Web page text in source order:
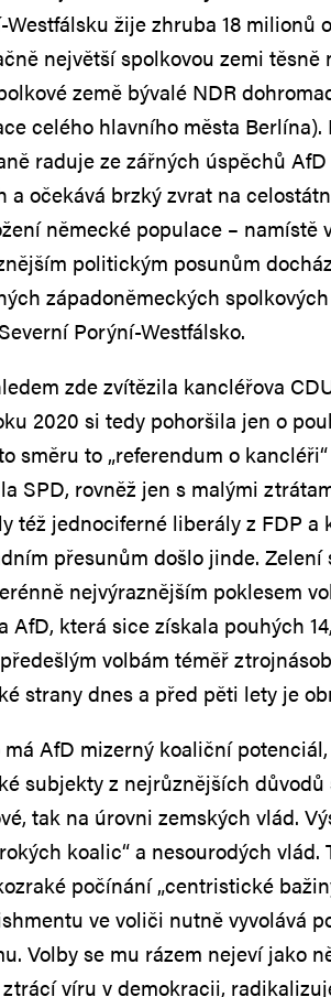
Westfálsku žije zhruba 18 milionů
největší spolkovou zemi těsně
země bývalé NDR
celého hlavního města Berlína).
raduje ze zářných úspěchů
a očekává brzký zvrat na
německé populace – namístě
politickým posunům
západoněmeckých
Porýní-Westfálsko.
zde zvítězila kancléřova
2020 si tedy pohoršila jen o
směru to „referendum o
SPD, rovněž jen s malými
též jednociferné liberály z FDP a
přesunům došlo jinde.
nejvýraznějším poklesem
AfD, která sice získala pouhých
volbám téměř
strany dnes a před pěti lety je
má AfD mizerný koaliční
subjekty z nejrůznějších
tak na úrovni zemských vlád.
koalic“ a nesourodých vlád.
počínání „centristické
ve voliči nutně vyvolává
Volby se mu rázem nejeví jako
víru v demokracii,